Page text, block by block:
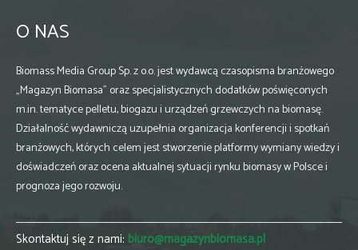
O NAS
Biomass Media Group Sp. z o.o. jest wydawcą czasopisma branżowego
„Magazyn Biomasa” oraz specjalistycznych dodatków poświęconych
m.in. tematyce pelletu, biogazu i urządzeń grzewczych na biomasę.
Działalność wydawniczą uzupełnia organizacja konferencji i spotkań
branżowych, których celem jest stworzenie platformy wymiany wiedzy i
doświadczeń oraz ocena aktualnej sytuacji rynku biomasy w Polsce i
prognoza jego rozwoju.
Skontaktuj się z nami: biuro@magazynbiomasa.pl